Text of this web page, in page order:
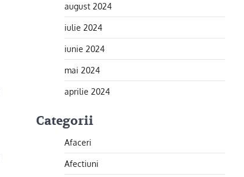
august 2024
iulie 2024
iunie 2024
mai 2024
aprilie 2024
Categorii
Afaceri
Afectiuni